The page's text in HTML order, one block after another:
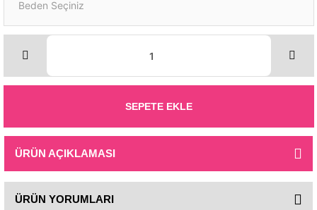
SEPETE EKLE
ÜRÜN AÇIKLAMASI
ÜRÜN YORUMLARI